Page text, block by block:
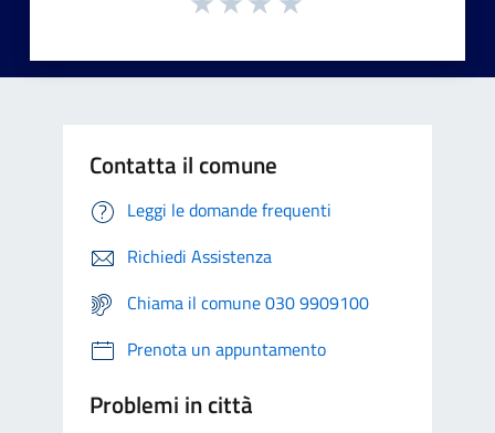
Contatta il comune
Leggi le domande frequenti
Richiedi Assistenza
Chiama il comune 030 9909100
Prenota un appuntamento
Problemi in città